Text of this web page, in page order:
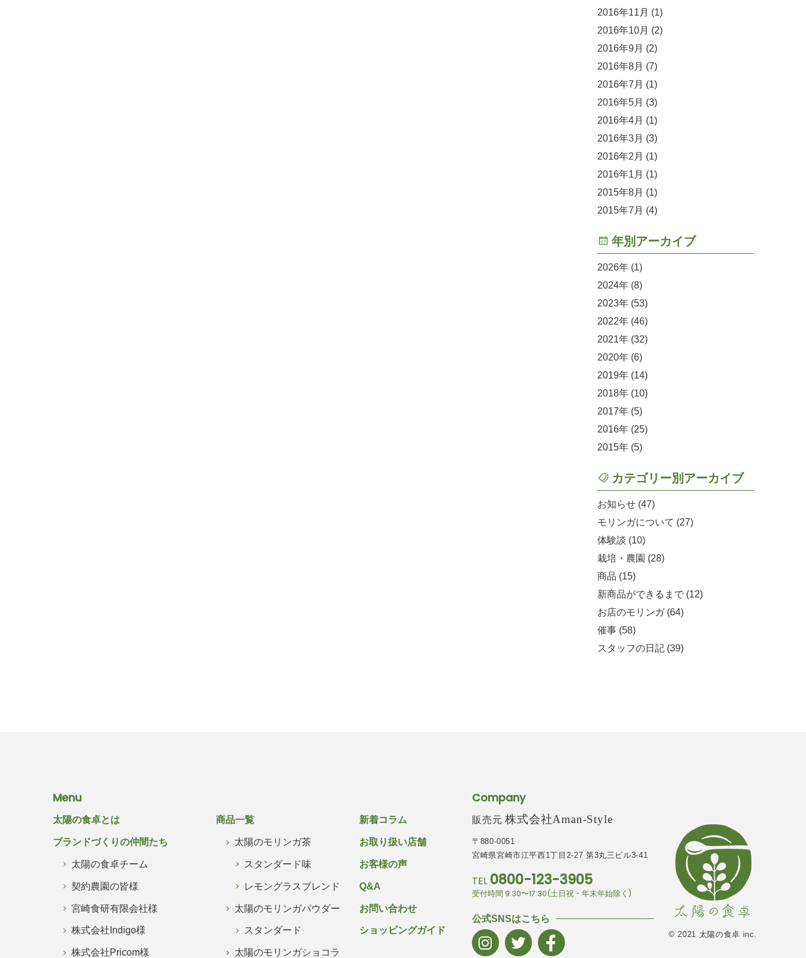
2016年11月 (1)
2016年10月 (2)
2016年9月 (2)
2016年8月 (7)
2016年7月 (1)
2016年5月 (3)
2016年4月 (1)
2016年3月 (3)
2016年2月 (1)
2016年1月 (1)
2015年8月 (1)
2015年7月 (4)
年別アーカイブ
2026
(1)
2024
(8)
2023
(53)
2022
(46)
2021
(32)
2020
(6)
2019
(14)
2018
(10)
2017
(5)
2016
(25)
2015
(5)
カテゴリー別アーカイブ
お知らせ (47)
モリンガについて (27)
体験談 (10)
栽培・農園 (28)
商品 (15)
新商品ができるまで (12)
お店のモリンガ (64)
催事 (58)
スタッフの日記 (39)
Menu
太陽の食卓とは
ブランドづくりの仲間たち
太陽の食卓チーム
契約農園の皆様
宮崎食研有限会社様
株式会社Indigo様
株式会社Pricom様
商品一覧
太陽のモリンガ茶
スタンダード味
レモングラスブレンド
太陽のモリンガパウダー
スタンダード
太陽のモリンガショコラ
新着コラム
お取り扱い店舗
お客様の声
Q&A
お問い合わせ
ショッピングガイド
Company
販売元株式会社Aman-Style
〒880-0051
宮崎県宮崎市江平西1丁目2-27 第3丸三ビル3-41
TEL 0800-123-3905
受付時間 9:30〜17:30(土日祝・年末年始除く)
公式SNSはこちら
© 2021 太陽の食卓 inc.